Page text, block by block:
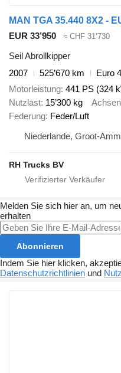
EUR 33’950 ≈ CHF 31’730
Seil Abrollkipper
2007
525’670 km
Euro 4
Motorleistung 441 PS (324
Nutzlast 15’300 kg
Federung Feder/Luft
Niederlande, Groot-
RH Trucks BV
Melden Sie sich hier an, um
erhalten
Abonnieren
Indem Sie hier klicken,
Datenschutzrichtlinien und